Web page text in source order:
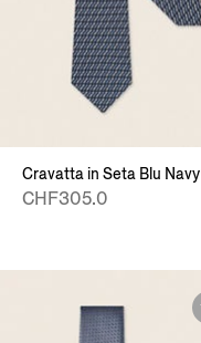
Cravatta in Seta Blu Navy
CHF305.0